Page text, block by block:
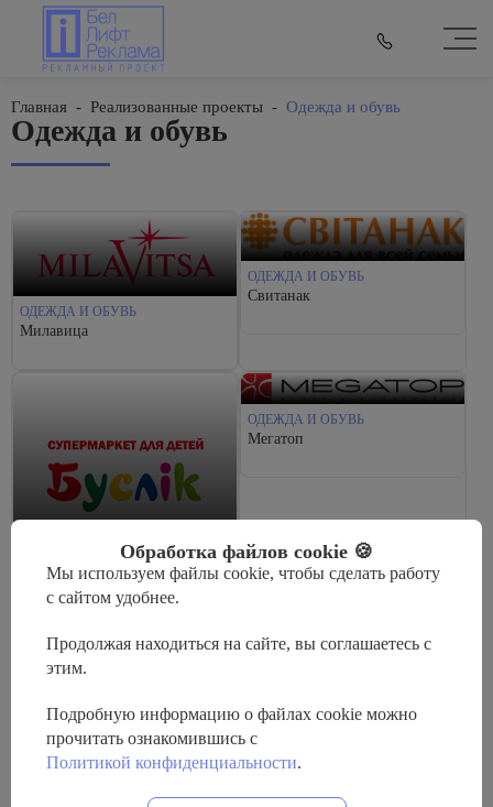
Главная - Реализованные проекты - Одежда и обувь
Одежда и обувь
ОДЕЖДА И ОБУВЬ
Милавица
ОДЕЖДА И ОБУВЬ
Свитанак
ОДЕЖДА И ОБУВЬ
ОДЕЖДА И ОБУВЬ
Мегатоп
Марко
ОДЕЖДА И ОБУВЬ
Обработка файлов cookie 🍪
Мы используем файлы cookie, чтобы сделать работу
с сайтом удобнее.
Продолжая находиться на сайте, вы соглашаетесь с
этим.
Подробную информацию о файлах cookie можно
прочитать ознакомившись с
Политикой конфиденциальности.